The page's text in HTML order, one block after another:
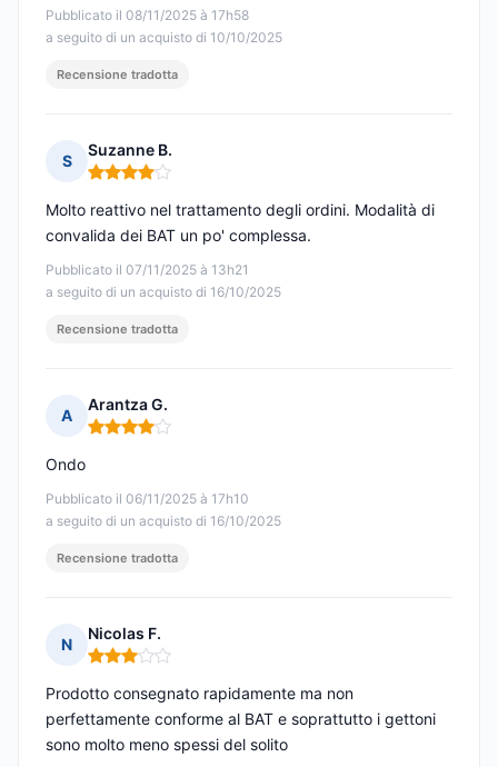
Pubblicato il 08/11/2025 à 17h58
a seguito di un acquisto di 10/10/2025
Recensione tradotta
S
Suzanne B.
Nota: 4 su 5
Pubblicato il 07/11/2025 à 13h21
a seguito di un acquisto di 16/10/2025
Molto reattivo nel trattamento degli ordini. Modalità di
convalida dei BAT un po' complessa.
Recensione tradotta
A
Arantza G.
Nota: 4 su 5
Pubblicato il 06/11/2025 à 17h10
a seguito di un acquisto di 16/10/2025
Ondo
Recensione tradotta
N
Nicolas F.
Nota: 3 su 5
Prodotto consegnato rapidamente ma non
perfettamente conforme al BAT e soprattutto i gettoni
sono molto meno spessi del solito